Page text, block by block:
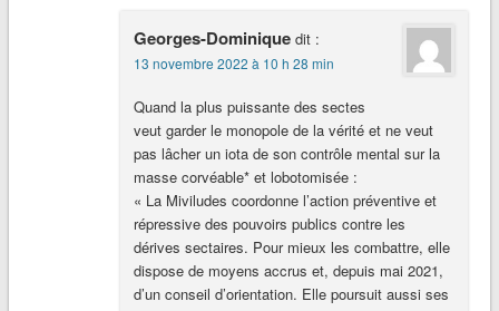
Georges-Dominique dit :
13 novembre 2022 à 10 h 28 min
Quand la plus puissante des sectes
veut garder le monopole de la vérité et ne veut
pas lâcher un iota de son contrôle mental sur la
masse corvéable* et lobotomisée :
« La Miviludes coordonne l’action préventive et
répressive des pouvoirs publics contre les
dérives sectaires. Pour mieux les combattre, elle
dispose de moyens accrus et, depuis mai 2021,
d’un conseil d’orientation. Elle poursuit aussi ses